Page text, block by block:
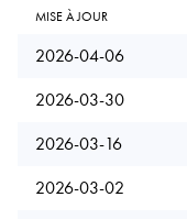
MISE À JOUR
2026-04-06
2026-03-30
2026-03-16
2026-03-02